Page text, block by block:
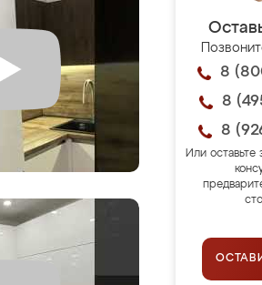
8
8
8
Или оставьте